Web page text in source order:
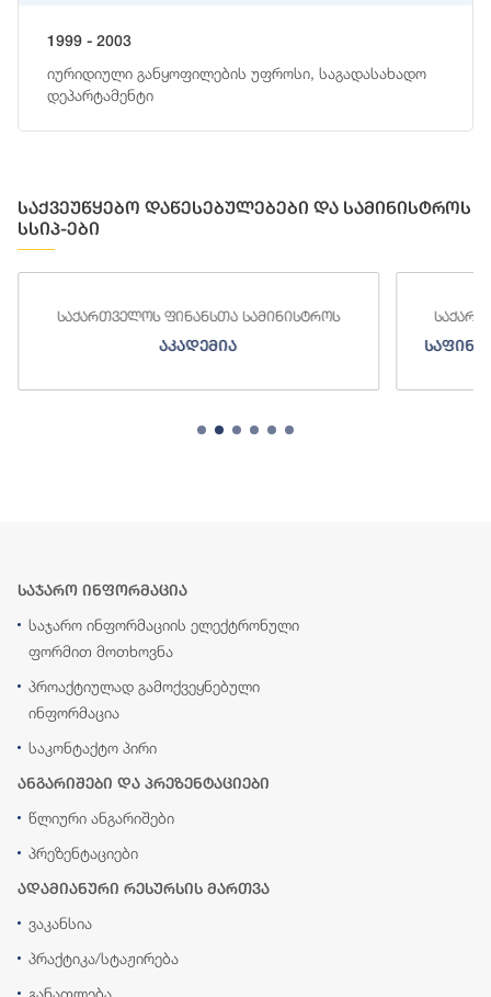
1999 - 2003
იურიდიული განყოფილების უფროსი, საგადასახადო
დეპარტამენტი
საქვეუწყებო დაწესებულებები და სამინისტროს
სსიპ-ები
საქართველოს ფინანსთა სამინისტროს
აკადემია
საჯარო ინფორმაცია
საჯარო ინფორმაციის ელექტრონული
ფორმით მოთხოვნა
პროაქტიულად გამოქვეყნებული
ინფორმაცია
საკონტაქტო პირი
ანგარიშები და პრეზენტაციები
წლიური ანგარიშები
პრეზენტაციები
ადამიანური რესურსის მართვა
ვაკანსია
პრაქტიკა/სტაჟირება